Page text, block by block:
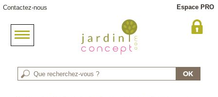
Contactez-nous Espace PRO